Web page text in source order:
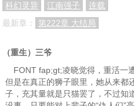
科幻灵异
江南强子
连载
最新章：
第222章 大结局
（重生）三爷
FONT fap;gt;凌晓觉得，重活一
但是在真正的狮子眼里，她从来都
子，充其量就是只猫罢了，不过知